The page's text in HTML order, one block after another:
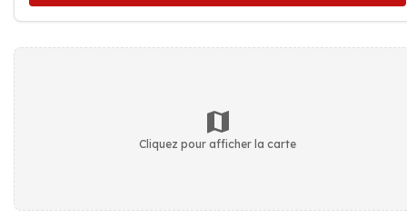
Cliquez pour afficher la carte